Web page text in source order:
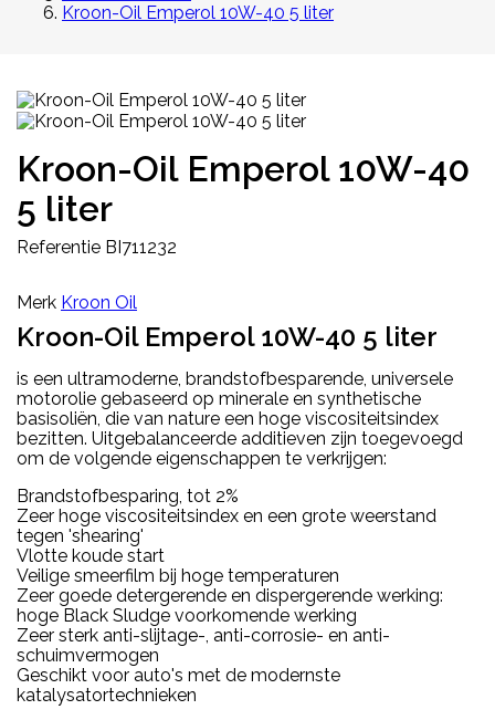
Kroon-Oil Emperol 10W-40 5 liter
Kroon-Oil Emperol 10W-40
5 liter
Referentie BI711232
Merk Kroon Oil
Kroon-Oil Emperol 10W-40 5 liter
is een ultramoderne, brandstofbesparende, universele
motorolie gebaseerd op minerale en synthetische
basisoliën, die van nature een hoge viscositeitsindex
bezitten. Uitgebalanceerde additieven zijn toegevoegd
om de volgende eigenschappen te verkrijgen:
Brandstofbesparing, tot 2%
Zeer hoge viscositeitsindex en een grote weerstand
tegen 'shearing'
Vlotte koude start
Veilige smeerfilm bij hoge temperaturen
Zeer goede detergerende en dispergerende werking:
hoge Black Sludge voorkomende werking
Zeer sterk anti-slijtage-, anti-corrosie- en anti-
schuimvermogen
Geschikt voor auto's met de modernste
katalysatortechnieken